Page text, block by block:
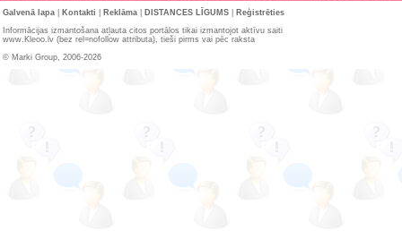
Galvenā lapa Kontakti Reklāma DISTANCES LĪGUMS
Reģistrēties
Informācijas izmantošana atļauta citos portālos tikai izmantojot aktīvu saiti
www.Kleoo.lv (bez rel=nofollow attributa), tieši pirms vai pēc raksta
© Marki Group, 2006-2026